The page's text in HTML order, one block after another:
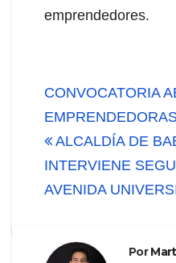
emprendedores.
de
entradas
CONVOCATORIA
ALCALDÍA DE
INTERVIENE
AVENIDA
Por